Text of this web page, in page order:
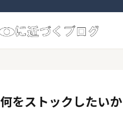
何をストックしたいか